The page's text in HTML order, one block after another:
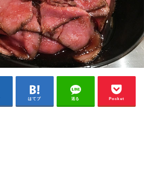
はてブ 送る Pocket